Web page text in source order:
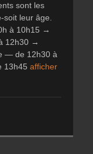
sont les
soit leur âge.
à 10h15 →
12h30 →
— de 12h30 à
13h45 afficher